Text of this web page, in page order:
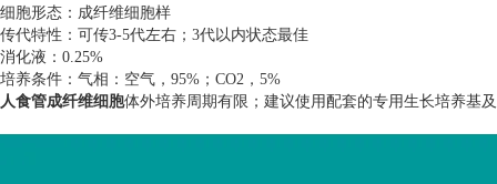
细胞形态：成纤维细胞样
传代特性：可传3-5代左右； 3代以内状态最佳
消化液： 0.25%
培养条件：气相：空气， 95% ； CO2 ， 5%
人食管成纤维细胞体外培养周期有限；建议使用配套的专用生长培养基